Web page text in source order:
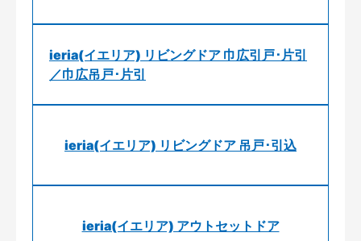
ieria(イエリア) リビングドア 巾広引戸･片引
／巾広吊戸･片引
ieria(イエリア) リビングドア 吊戸･引込
ieria(イエリア) アウトセットドア